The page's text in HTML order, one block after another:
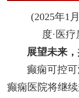
(2025年1
度·医
展望未来
癫痫可控
癫痫医院将继